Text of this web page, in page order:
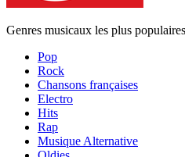
Genres musicaux les plus populaires
Pop
Rock
Chansons françaises
Electro
Hits
Rap
Musique Alternative